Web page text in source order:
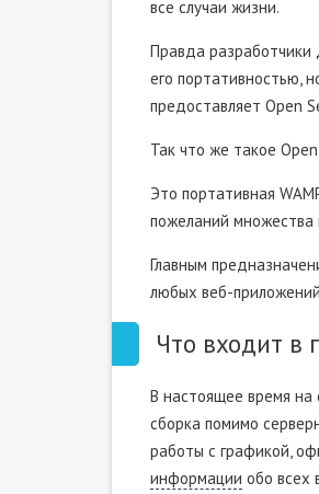
все случаи жизни.
Правда разработчики
его портативностью,
предоставляет Open
Так что же такое
Это портативная
пожеланий множества
Главным
любых веб-
Что входит в
В настоящее время на
сборка помимо
работы с графикой,
информации обо всех